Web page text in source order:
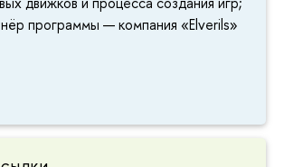
программы — компания «Elverils»